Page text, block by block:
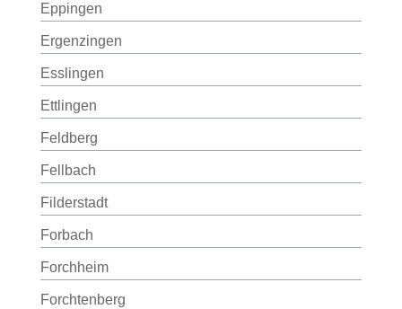
Eppingen
Ergenzingen
Esslingen
Ettlingen
Feldberg
Fellbach
Filderstadt
Forbach
Forchheim
Forchtenberg